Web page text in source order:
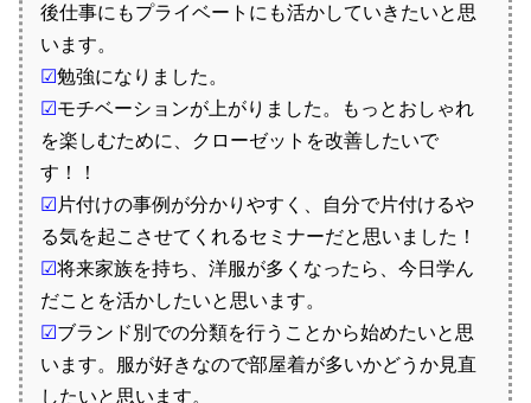
後仕事にもプライベートにも活かしていきたいと思
います。
☑勉強になりました。
☑モチベーションが上がりました。もっとおしゃれ
を楽しむために、クローゼットを改善したいで
す！！
☑ 片付けの事例が分かりやすく、自分で片付けるや
る気を起こさせてくれるセミナーだと思いました！
☑将来家族を持ち、洋服が多くなったら、今日学ん
だことを活かしたいと思います。
☑ブランド別での分類を行うことから始めたいと思
います。服が好きなので部屋着が多いかどうか見直
したいと思います。